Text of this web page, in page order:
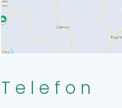
Telefon